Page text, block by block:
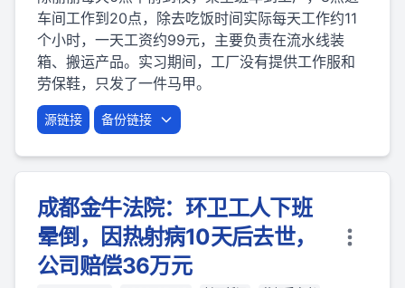
车间工作到20点，除去吃饭时间实际每天工作约11
个小时，一天工资约99元，主要负责在流水线装
箱、搬运产品。实习期间，工厂没有提供工作服和
劳保鞋，只发了一件马甲。
源链接 备份链接
成都金牛法院：环卫工人下班
晕倒，因热射病10天后去世，
公司赔偿36万元